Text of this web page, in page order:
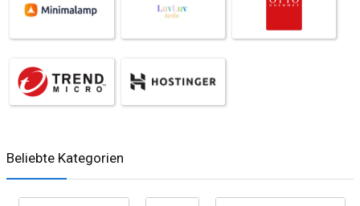
Beliebte Kategorien